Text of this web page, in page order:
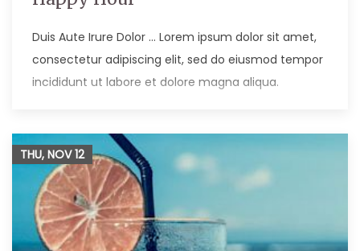
Duis Aute Irure Dolor … Lorem ipsum dolor sit amet,
consectetur adipiscing elit, sed do eiusmod tempor
incididunt ut labore et dolore magna aliqua.
THU, NOV12